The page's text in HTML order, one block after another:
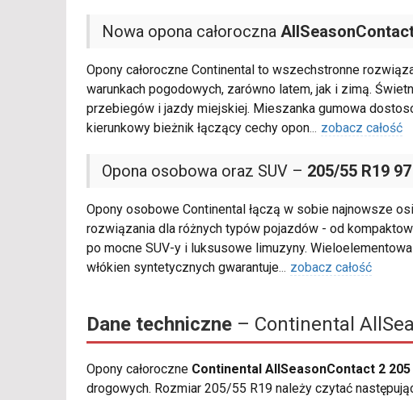
Nowa opona całoroczna
Opony całoroczne Continental to wszechstronne
warunkach pogodowych, zarówno latem, jak i zimą.
przebiegów i jazdy miejskiej. Mieszanka gumowa
kierunkowy bieżnik łączący cechy opon... zobacz całość
Opona osobowa oraz SUV – 205/55 R19
Opony osobowe Continental łączą w sobie najnowsze
rozwiązania dla różnych typów pojazdów - od
po mocne SUV-y i luksusowe limuzyny.
włókien syntetycznych gwarantuje... zobacz całość
Dane techniczne – Continental
Opony całoroczne Continental AllSeasonContact 2 205
drogowych. Rozmiar 205/55 R19 należy czytać